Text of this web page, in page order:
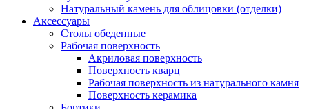
Натуральный камень для облицовки (отделки)
Аксессуары
Столы обеденные
Рабочая поверхность
Акриловая поверхность
Поверхность кварц
Рабочая поверхность из натурального камня
Поверхность керамика